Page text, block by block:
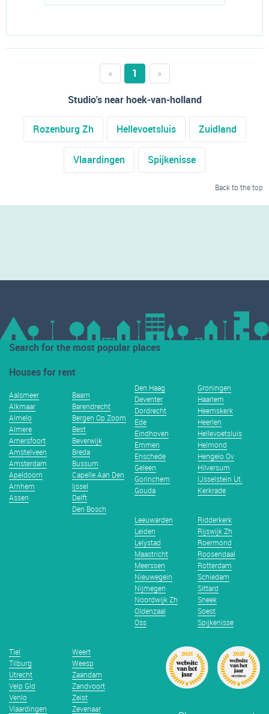
« 1
»
Studio's near hoek-van-holland
Rozenburg Zh Hellevoetsluis Zuidland
Vlaardingen Spijkenisse
Back to the top
Search for the most popular places
Houses for rent
Aalsmeer
Alkmaar
Almelo
Almere
Amersfoort
Amstelveen
Amsterdam
Apeldoorn
Arnhem
Assen
Baarn
Barendrecht
Bergen Op Zoom
Best
Beverwijk
Breda
Bussum
Capelle Aan Den
Ijssel
Delft
Den Bosch
Den Haag
Deventer
Dordrecht
Ede
Eindhoven
Emmen
Enschede
Geleen
Gorinchem
Gouda
Groningen
Haarlem
Heemskerk
Heerlen
Hellevoetsluis
Helmond
Hengelo Ov
Hilversum
IJsselstein Ut.
Kerkrade
Leeuwarden
Leiden
Lelystad
Maastricht
Meerssen
Nieuwegein
Nijmegen
Noordwijk Zh
Oldenzaal
Oss
Ridderkerk
Rijswijk Zh
Roermond
Roosendaal
Rotterdam
Schiedam
Sittard
Sneek
Soest
Spijkenisse
Tiel
Tilburg
Utrecht
Velp Gld
Venlo
Vlaardingen
Weert
Weesp
Zaandam
Zandvoort
Zeist
Zevenaar